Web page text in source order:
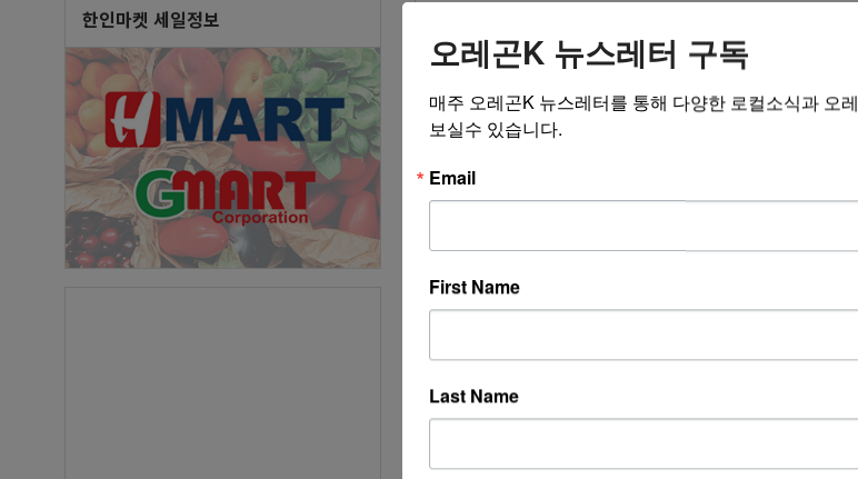
한인마켓 세일정보
닉네임
구인 + 구직
-
/ 자격증 취득비 전액 지원)
Oregon NEW [미전역 | 스마트폰 부업/창업] 고
오레곤K 뉴스레터 구독
매주 오레곤K 뉴스레터를 통해 다양한 로컬소식과 오
보실수 있습니다.
Email
First Name
Last Name